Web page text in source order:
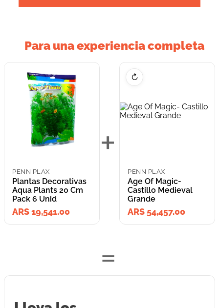
Para una experiencia completa
PENN PLAX
Plantas Decorativas
Aqua Plants 20 Cm
Pack 6 Unid
ARS 19,541.00
+
↻
PENN PLAX
Age Of Magic-
Castillo Medieval
Grande
ARS 54,457.00
=